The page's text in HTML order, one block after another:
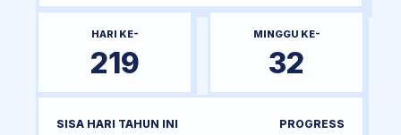
HARI KE-
219
MINGGU KE-
32
SISA HARI TAHUN INI PROGRESS